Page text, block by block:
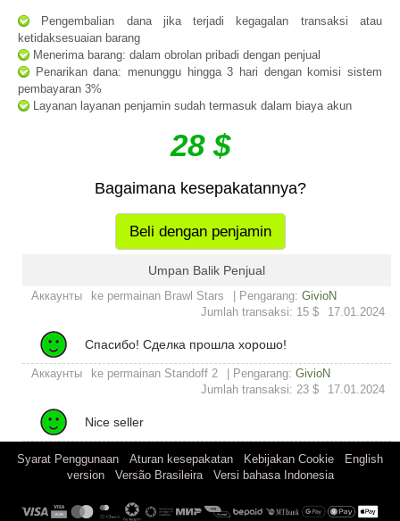
Pengembalian dana jika terjadi kegagalan transaksi atau
ketidaksesuaian barang
Menerima barang: dalam obrolan pribadi dengan penjual
Penarikan dana: menunggu hingga 3 hari dengan komisi sistem
pembayaran 3%
Layanan layanan penjamin sudah termasuk dalam biaya akun
28 $
Bagaimana kesepakatannya?
Beli dengan penjamin
Umpan Balik Penjual
Аккаунты ke permainan Brawl Stars | Pengarang: GivioN
17.01.2024
Jumlah transaksi: 15 $
Спасибо! Сделка прошла хорошо!
Аккаунты ke permainan Standoff 2 | Pengarang: GivioN
17.01.2024
Jumlah transaksi: 23 $
Nice seller
Syarat Penggunaan Aturan kesepakatan Kebijakan Cookie
English
version| Versão Brasileira| Versi bahasa Indonesia